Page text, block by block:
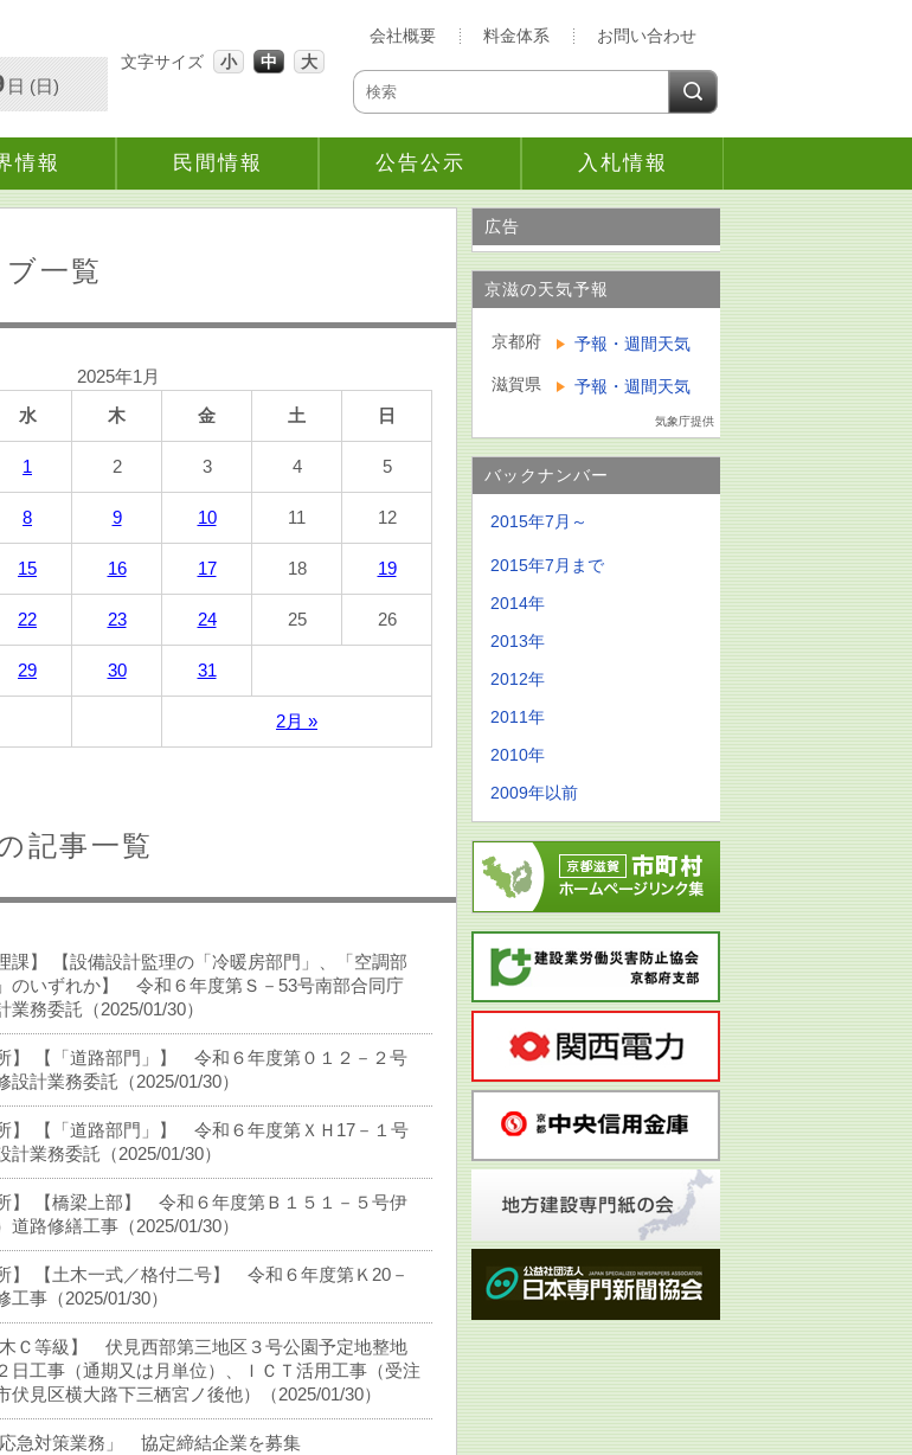
日 (日)
会社概要 料金体系
お問い合わせ
文字サイズ
小 中 大
情報 民間情報 公告公示 入札情報
広告
京滋の天気予報
京都府 予報・週間天気
滋賀県 予報・週間天気
気象庁提供
バックナンバー
2015年7月～
2015年7月まで
2014年
2013年
2012年
2011年
2010年
2009年以前
一覧
2025年1月
水 木 金 土 日
2月 »
1 2 3 4 5
8 9 10 11 12
15 16 17 18 19
22 23 24 25 26
29 30 31
記事一覧
課】 【設備設計監理の「冷暖房部門」、「空調部
のいずれか】 令和６年度第Ｓ－53号南部合同庁
務委託（2025/01/30）
】 【「道路部門」】 令和６年度第０１２－２号
計業務委託（2025/01/30）
】 【「道路部門」】 令和６年度第ＸＨ17－１号
業務委託（2025/01/30）
】 【橋梁上部】 令和６年度第Ｂ１５１－５号伊
路修繕工事（2025/01/30）
】 【土木一式／格付二号】 令和６年度第Ｋ20－
事（2025/01/30）
木Ｃ等級】 伏見西部第三地区３号公園予定地整地
日工事（通期又は月単位）、ＩＣＴ活用工事（受注
見区横大路下三栖宮ノ後他）（2025/01/30）
応急対策業務」 協定締結企業を募集